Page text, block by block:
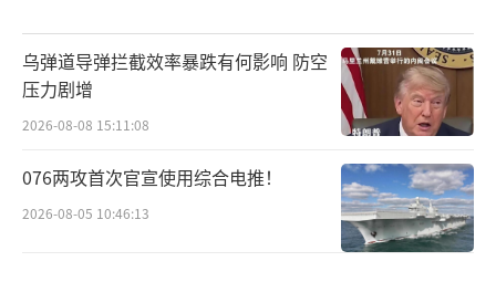
乌弹道导弹拦截效率暴跌有何影响 防空
压力剧增
2026-08-08 15:11:08
076两攻首次官宣使用综合电推！
2026-08-05 10:46:13